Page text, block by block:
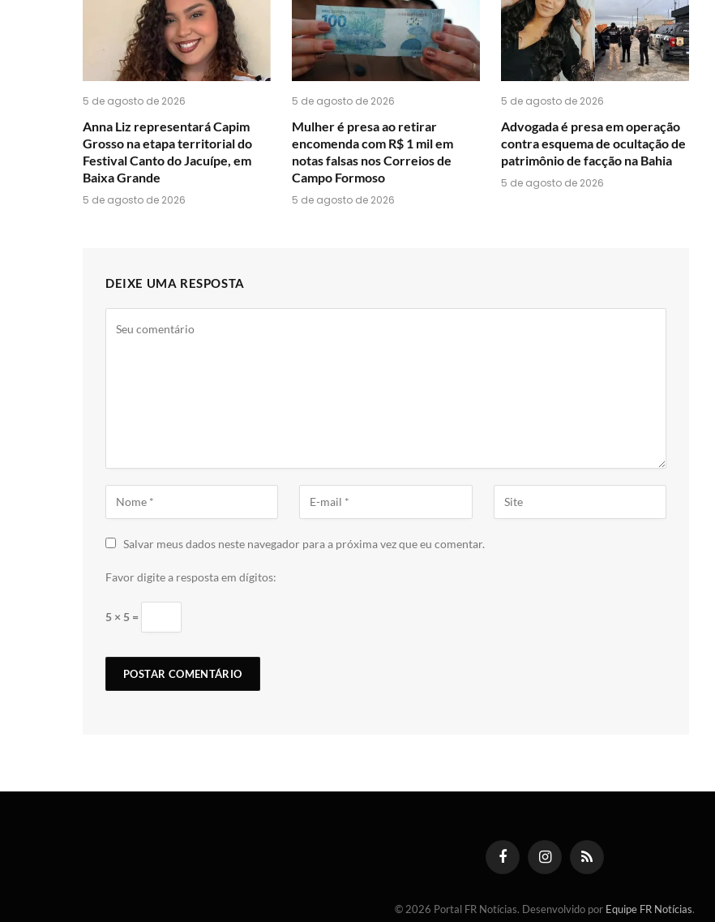
WhatsApp?
5 de agosto de 2026
Anna Liz representará Capim
Grosso na etapa territorial do
Festival Canto do Jacuípe, em
Baixa Grande
5 de agosto de 2026
5 de agosto de 2026
Mulher é presa ao retirar
encomenda com R$ 1 mil em
notas falsas nos Correios de
Campo Formoso
5 de agosto de 2026
5 de agosto de 2026
Advogada é presa em operação
contra esquema de ocultação de
patrimônio de facção na Bahia
5 de agosto de 2026
DEIXE UMA RESPOSTA
Salvar meus dados neste navegador para a próxima vez que eu comentar.
Favor digite a resposta em dígitos:
5 × 5 =
FacebookInstagramRSS
© 2026 Portal FR Notícias. Desenvolvido por Equipe FR Notícias.